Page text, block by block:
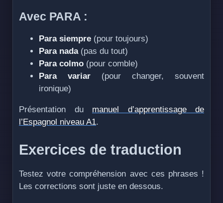
Avec PARA :
Para siempre (pour toujours)
Para nada(pas du tout)
Para colmo (pour comble)
Para variar (pour changer, souvent
ironique)
Présentation du manuel d’apprentissage de
l’Espagnol niveau A1.
Exercices de traduction
Testez votre compréhension avec ces phrases !
Les corrections sont juste en dessous.